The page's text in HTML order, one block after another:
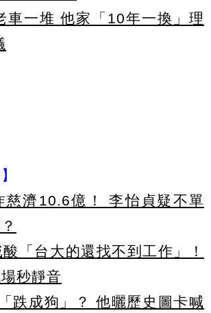
車一堆 他家「10年一換」理
慈濟10.6億！ 李怡貞疑不單
「台大的還找不到工作」！
秒靜音
跌成狗」？ 他曬歷史圖卡喊